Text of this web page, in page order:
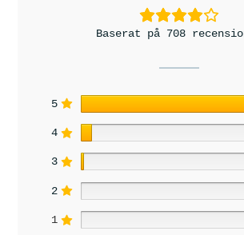
Baserat på 708
5
4
3
2
1